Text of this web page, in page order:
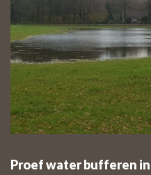
Proef water bufferen